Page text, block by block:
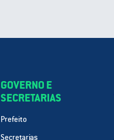
GOVERNO E
SECRETARIAS
Prefeito
Secretarias